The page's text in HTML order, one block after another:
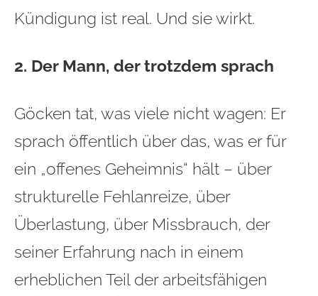
Kündigung ist real. Und sie wirkt.
2. Der Mann, der trotzdem sprach
Göcken tat, was viele nicht wagen: Er
sprach öffentlich über das, was er für
ein „offenes Geheimnis“ hält – über
strukturelle Fehlanreize, über
Überlastung, über Missbrauch, der
seiner Erfahrung nach in einem
erheblichen Teil der arbeitsfähigen